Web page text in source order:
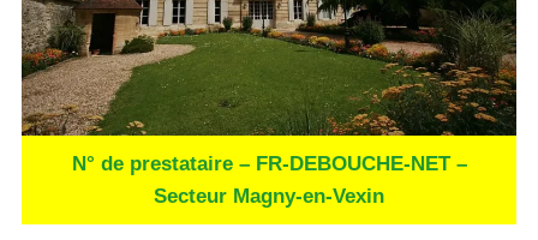
N° de prestataire – FR-DEBOUCHE-NET –
Secteur Magny-en-Vexin